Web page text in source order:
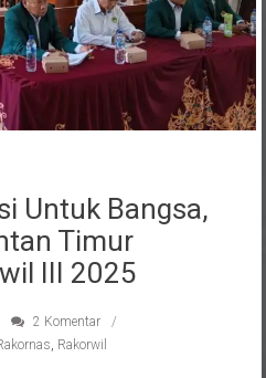
Untuk Bangsa,
Timur
III 2025
2 Komentar
Rakorwil